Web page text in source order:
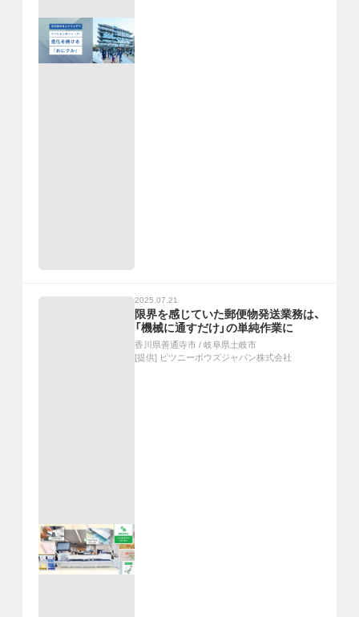
2025.07.21
限界を感じていた郵便物発送業務は、
「機械に通すだけ」の単純作業に
香川県善通寺市 / 岐阜県土岐市
[提供] ピツニーボウズジャパン株式会社